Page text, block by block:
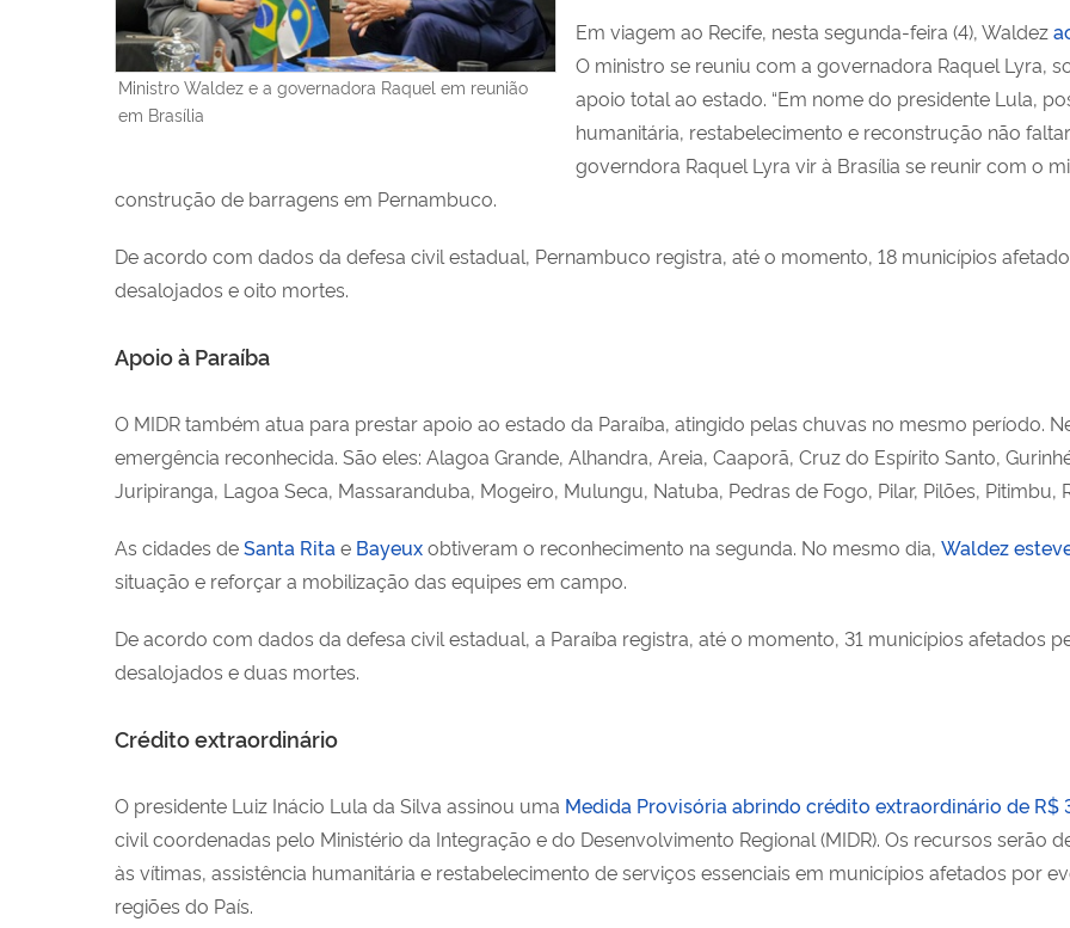
Ministro Waldez e a governadora Raquel em reunião
em Brasília
Em viagem ao Recife, nesta segunda-feira (4), Waldez
O ministro se reuniu com a governadora Raquel Lyra,
apoio total ao estado. “Em nome do presidente Lula,
humanitária, restabelecimento e reconstrução não
governdora Raquel Lyra vir à Brasília se reunir com o
construção de barragens em Pernambuco.
De acordo com dados da defesa civil estadual, Pernambuco registra, até o momento, 18 municípios
desalojados e oito mortes.
Apoio à Paraíba
O MIDR também atua para prestar apoio ao estado da Paraíba, atingido pelas chuvas no mesmo período.
emergência reconhecida. São eles: Alagoa Grande, Alhandra, Areia, Caaporã, Cruz do Espírito Santo,
Juripiranga, Lagoa Seca, Massaranduba, Mogeiro, Mulungu, Natuba, Pedras de Fogo, Pilar, Pilões, Pitimbu,
As cidades deSanta Rita e Bayeuxobtiveram o reconhecimento na segunda. No mesmo dia, Waldez
situação e reforçar a mobilização das equipes em campo.
De acordo com dados da defesa civil estadual, a Paraíba registra, até o momento, 31 municípios afetados
desalojados e duas mortes.
Crédito extraordinário
O presidente Luiz Inácio Lula da Silva assinou uma Medida Provisória abrindo crédito extraordinário de R$
civil coordenadas pelo Ministério da Integração e do Desenvolvimento Regional (MIDR). Os recursos serão
às vítimas, assistência humanitária e restabelecimento de serviços essenciais em municípios afetados por
regiões do País.